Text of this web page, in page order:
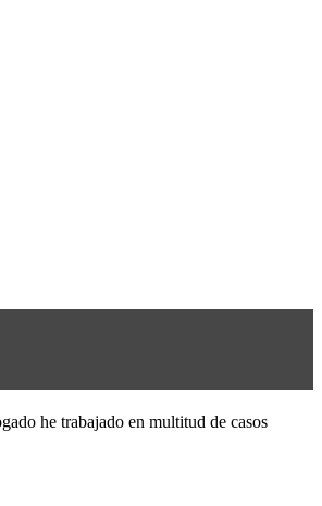
he trabajado en multitud de casos